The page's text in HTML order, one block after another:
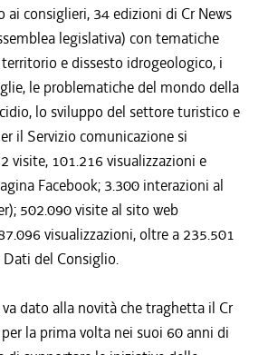
ai consiglieri, 34 edizioni di Cr News
legislativa) con tematiche
e dissesto idrogeologico, i
le problematiche del mondo della
lo sviluppo del settore turistico e
il Servizio comunicazione si
visite, 101.216 visualizzazioni e
Facebook; 3.300 interazioni al
502.090 visite al sito web
visualizzazioni, oltre a 235.501
Dati del Consiglio.
dato alla novità che traghetta il Cr
la prima volta nei suoi 60 anni di